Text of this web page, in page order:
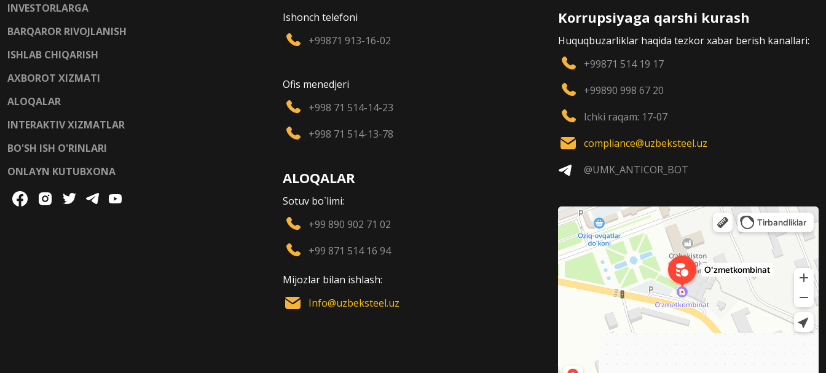
INVESTORLARGA
BARQAROR RIVOJLANISH
ISHLAB CHIQARISH
AXBOROT XIZMATI
ALOQALAR
INTERAKTIV XIZMATLAR
BO'SH ISH O'RINLARI
ONLAYN KUTUBXONA
Ishonch telefoni
+99871 913-16-02
Ofis menedjeri
+998 71 514-14-23
+998 71 514-13-78
ALOQALAR
Sotuv bo`limi:
+99 890 902 71 02
+99 871 514 16 94
Mijozlar bilan ishlash:
Info@uzbeksteel.uz
Korrupsiyaga qarshi kurash
Huquqbuzarliklar haqida tezkor xabar berish kanallari:
+99871 514 19 17
+99890 998 67 20
Ichki raqam: 17-07
compliance@uzbeksteel.uz
@UMK_ANTICOR_BOT